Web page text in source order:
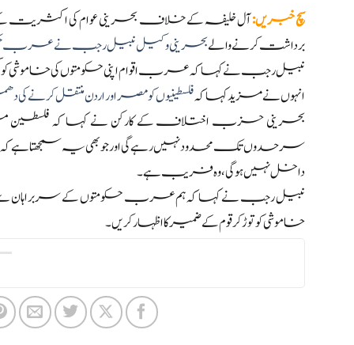
سچ خبریں:آل خلیفہ کے خلاف بحرینی عوام کی اکثریت
برداشت کرنے والےبحرینی وکیل نبیل رجب نے عرب
نبیل رجب نے کہا کہ عرب اقوام اپنی حکومتوں کی خاموشی
انہوں نے مزید کہا کہفلسطینیوں کو مصر اور اردن منتقل کرنے کی
بحرینی حزب اختلاف کے کارکن نے کہا کہ فلسطین میں
سرحدوں تک محدود نہیں رہے گی اور جو بھی یہ سمجھتا
داخل نہیں ہوگی، وہ فریب ہے۔
نبیل رجب نے کہا کہ ہم عرب حکومتوں کے سربراہان سے
خاموشی کو توڑ کر قوم کے ضمیر کا اظہار کریں۔